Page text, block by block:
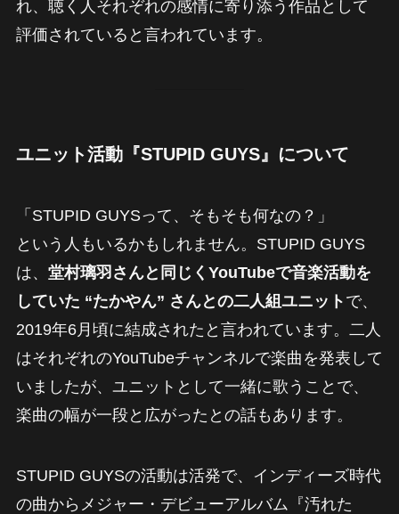
れ、聴く人それぞれの感情に寄り添う作品として
評価されていると言われています。
ユニット活動『STUPID GUYS』について
「STUPID GUYSって、そもそも何なの？」
という人もいるかもしれません。STUPID GUYS
は、 堂村璃羽さんと同じくYouTubeで音楽活動を
していた “たかやん” さんとの二人組ユニット で、
2019年6月頃に結成されたと言われています。二人
はそれぞれのYouTubeチャンネルで楽曲を発表して
いましたが、ユニットとして一緒に歌うことで、
楽曲の幅が一段と広がったとの話もあります。
STUPID GUYSの活動は活発で、インディーズ時代
の曲からメジャー・デビューアルバム『汚れた